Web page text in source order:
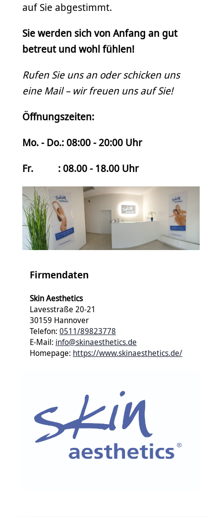
auf Sie abgestimmt.
Sie werden sich von Anfang an gut
betreut und wohl fühlen!
Rufen Sie uns an oder schicken uns
eine Mail – wir freuen uns auf Sie!
Öffnungszeiten:
Mo. - Do.: 08:00 - 20:00 Uhr
Fr. : 08.00 - 18.00 Uhr
Firmendaten
Skin Aesthetics
Lavesstraße 20-21
30159 Hannover
Telefon: 0511/89823778
E-Mail: info@skinaesthetics.de
Homepage: https://www.skinaesthetics.de/